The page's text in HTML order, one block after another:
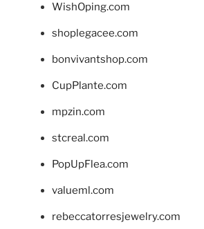
WishOping.com
shoplegacee.com
bonvivantshop.com
CupPlante.com
mpzin.com
stcreal.com
PopUpFlea.com
valueml.com
rebeccatorresjewelry.com